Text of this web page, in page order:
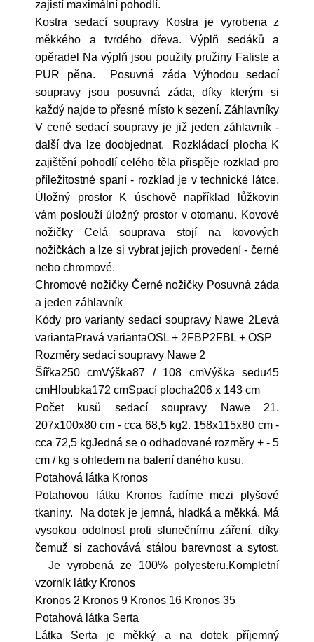
zajistí maximální pohodlí.
Kostra sedací soupravy Kostra je vyrobena z
měkkého a tvrdého dřeva. Výplň sedáků a
opěradel Na výplň jsou použity pružiny Faliste a
PUR pěna. Posuvná záda Výhodou sedací
soupravy jsou posuvná záda, díky kterým si
každý najde to přesné místo k sezení. Záhlavníky
V ceně sedací soupravy je již jeden záhlavník -
další dva lze doobjednat. Rozkládací plocha K
zajištění pohodlí celého těla přispěje rozklad pro
příležitostné spaní - rozklad je v technické látce.
Úložný prostor K úschově například lůžkovin
vám poslouží úložný prostor v otomanu. Kovové
nožičky Celá souprava stojí na kovových
nožičkách a lze si vybrat jejich provedení - černé
nebo chromové.
Chromové nožičky Černé nožičky Posuvná záda
a jeden záhlavník
Kódy pro varianty sedací soupravy Nawe 2Levá
variantaPravá variantaOSL + 2FBP2FBL + OSP
Rozměry sedací soupravy Nawe 2
Šířka250 cmVýška87 / 108 cmVýška sedu45
cmHloubka172 cmSpací plocha206 x 143 cm
Počet kusů sedací soupravy Nawe 21.
207x100x80 cm - cca 68,5 kg2. 158x115x80 cm -
cca 72,5 kgJedná se o odhadované rozměry + - 5
cm / kg s ohledem na balení daného kusu.
Potahová látka Kronos
Potahovou látku Kronos řadíme mezi plyšové
tkaniny. Na dotek je jemná, hladká a měkká. Má
vysokou odolnost proti slunečnímu záření, díky
čemuž si zachovává stálou barevnost a sytost.
Je vyrobená ze 100% polyesteru.Kompletní
vzorník látky Kronos
Kronos 2 Kronos 9 Kronos 16 Kronos 35
Potahová látka Serta
Látka Serta je měkký a na dotek příjemný